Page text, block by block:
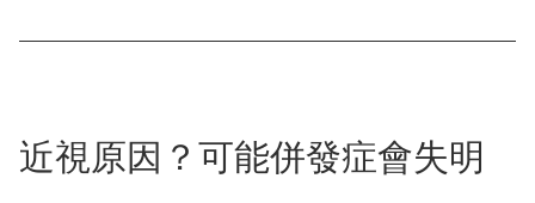
近視原因？可能併發症會失明